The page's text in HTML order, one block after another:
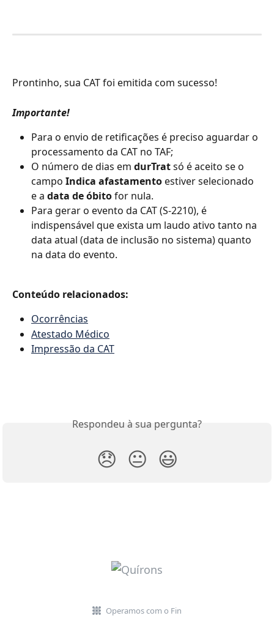
Prontinho, sua CAT foi emitida com sucesso!
Importante!
Para o envio de retificações é preciso aguardar o
processamento da CAT no TAF;
O número de dias em durTrat só é aceito se o
campo Indica afastamento estiver selecionado
e a data de óbito for nula.
Para gerar o evento da CAT (S-2210), é
indispensável que exista um laudo ativo tanto na
data atual (data de inclusão no sistema) quanto
na data do evento.
Conteúdo relacionados:
Ocorrências
Atestado Médico
Impressão da CAT
Respondeu à sua pergunta?
😞 😐 😃
Operamos com o Fin